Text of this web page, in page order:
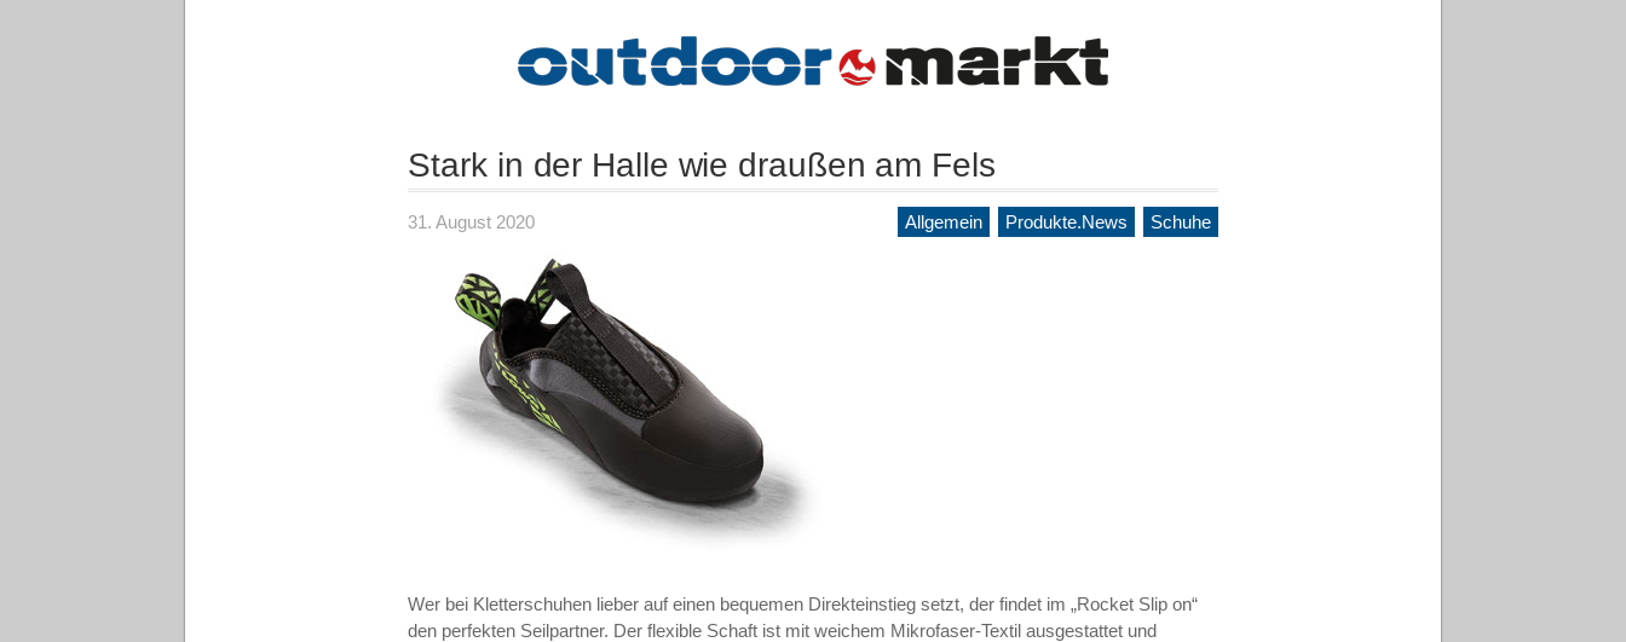
Stark in der Halle wie draußen am Fels
31. August 2020 Allgemein Produkte.News Schuhe
Wer bei Kletterschuhen lieber auf einen bequemen Direkteinstieg setzt, der findet im „Rocket Slip on“
den perfekten Seilpartner. Der flexible Schaft ist mit weichem Mikrofaser-Textil ausgestattet und